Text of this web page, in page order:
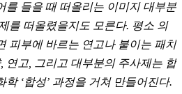
를 들을 때 떠올리는 이미지 대부분
를 떠올렸을지도 모른다. 평소 의
피부에 바르는 연고나 붙이는 패치
연고, 그리고 대부분의 주사제는 합
‘합성’ 과정을 거쳐 만들어진다.